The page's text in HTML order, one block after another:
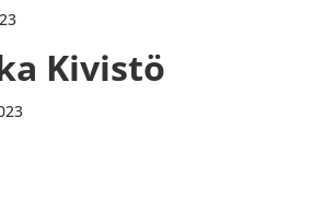
Kivistö